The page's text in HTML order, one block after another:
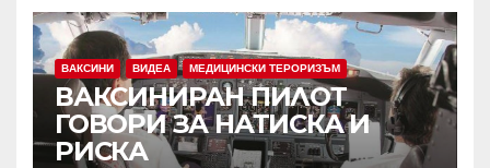
ВАКСИНИ ВИДЕА МЕДИЦИНСКИ ТЕРОРИЗЪМ
ВАКСИНИРАН ПИЛОТ
ГОВОРИ ЗА НАТИСКА И
РИСКА